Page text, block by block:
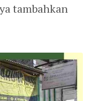
tambahkan